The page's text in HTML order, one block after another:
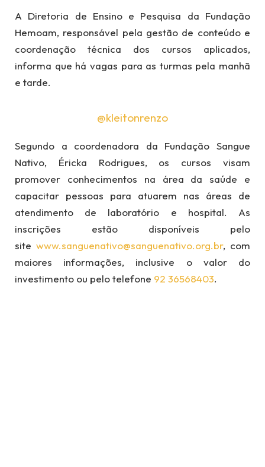
A Diretoria de Ensino e Pesquisa da Fundação
Hemoam, responsável pela gestão de conteúdo e
coordenação técnica dos cursos aplicados,
informa que há vagas para as turmas pela manhã
e tarde.
@kleitonrenzo
Segundo a coordenadora da Fundação Sangue
Nativo, Éricka Rodrigues, os cursos visam
promover conhecimentos na área da saúde e
capacitar pessoas para atuarem nas áreas de
atendimento de laboratório e hospital. As
inscrições estão disponíveis pelo
site www.sanguenativo@sanguenativo.org.br, com
maiores informações, inclusive o valor do
investimento ou pelo telefone 92 36568403.